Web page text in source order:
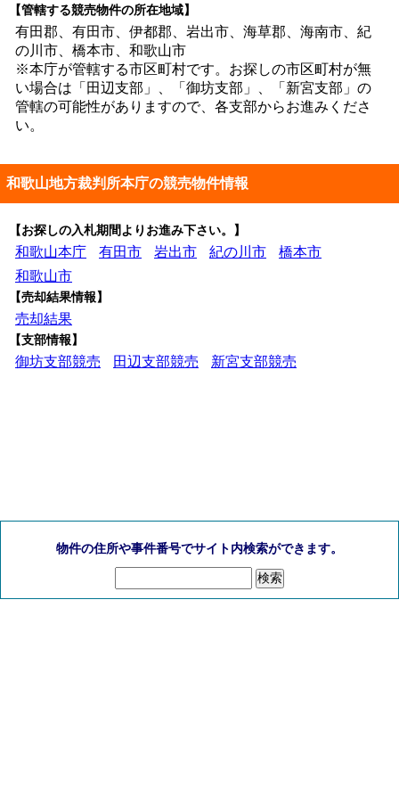
【管轄する競売物件の所在地域】
有田郡、有田市、伊都郡、岩出市、海草郡、海南市、紀
の川市、橋本市、和歌山市
※本庁が管轄する市区町村です。お探しの市区町村が無
い場合は「田辺支部」、「御坊支部」、「新宮支部」の
管轄の可能性がありますので、各支部からお進みくださ
い。
和歌山地方裁判所本庁の競売物件情報
【お探しの入札期間よりお進み下さい。】
和歌山本庁 有田市 岩出市 紀の川市
橋本市
和歌山市
【売却結果情報】
売却結果
【支部情報】
御坊支部競売 田辺支部競売 新宮支部競売
物件の住所や事件番号でサイト内検索ができます。